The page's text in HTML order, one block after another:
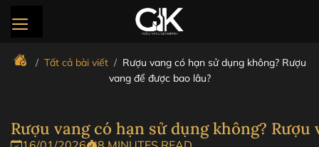
qua
dung
/ Tất cả bài viết / Rượu vang có hạn sử dụng không? Rượu
vang để được bao lâu?
Rượu vang có hạn sử dụng không? Rượu